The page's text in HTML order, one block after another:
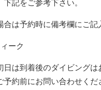
記をご参考下さい。
合は予約時に備考欄にご記
ーク
は到着後のダイビング
約前にお問い合わせくだ